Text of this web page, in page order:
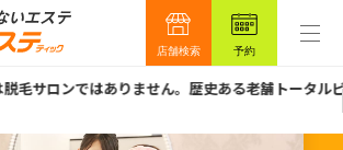
店舗検索 予約
サロンではありません。歴史ある老舗トータルビ